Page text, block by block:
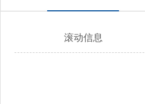
滚动信息